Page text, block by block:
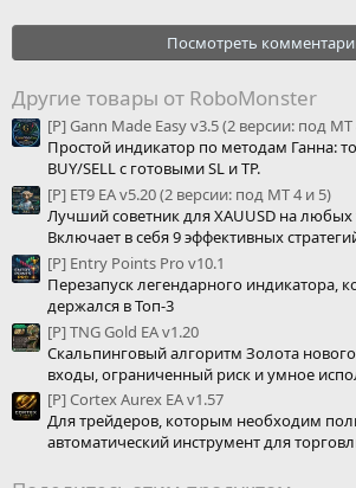
Посмотреть
Другие товары от RoboMonster
[P] Gann Made Easy v3.5 (2 версии: под МТ
Простой индикатор по методам Ганна:
BUY/SELL с готовыми SL и TP.
[P] ET9 EA v5.20 (2 версии: под МТ 4 и 5)
Лучший советник для XAUUSD на
Включает в себя 9 эффективных
[P] Entry Points Pro v10.1
Перезапуск легендарного индикатора,
держался в Топ-3
[P] TNG Gold EA v1.20
Скальпинговый алгоритм Золота
входы, ограниченный риск и умное
[P] Cortex Aurex EA v1.57
Для трейдеров, которым необходим
автоматический инструмент для